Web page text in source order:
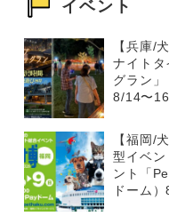
イベント
【兵庫/
ナイトタ
グラン」
8/14〜16
【福岡/
型イベン
ント「
ドーム